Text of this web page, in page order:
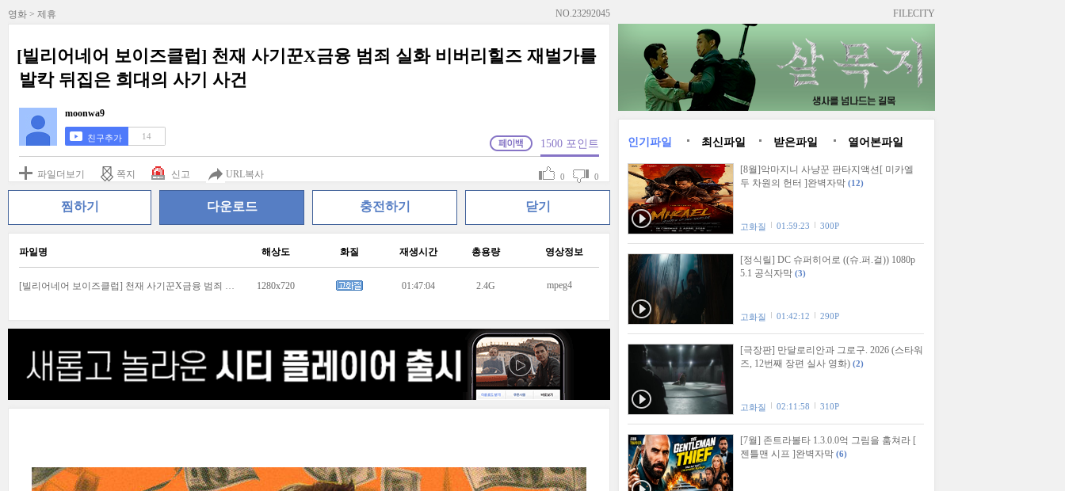
영화 > 제휴 NO.23292045
[빌리어네어 보이즈클럽] 천재 사기꾼X금융 범죄 실화 비버리힐즈 재벌가를
발칵 뒤집은 희대의 사기 사건
moonwa9
친구추가 14
1500 포인트
파일더보기 쪽지 신고 URL복사 0 0
찜하기 다운로드 충전하기 닫기
파일명 해상도 화질 재생시간 총용량 영상정보
[빌리어네어 보이즈클럽] 천재 사기꾼X금융 범죄 실화! 비버리힐즈 재벌가를 발칵 뒤집은 희대의 사기 사건!.avi 1280x720 01:47:04 2.4G mpeg4
FILECITY
인기파일 최신파일 받은파일 열어본파일
[8월]악마지니 사냥꾼 판타지액션[ 미카엘
두 차원의 헌터 ]완벽자막 (12)
고화질 01:59:23 300P
[정식릴] DC 슈퍼히어로 ((슈.퍼.걸)) 1080p
5.1 공식자막 (3)
고화질 01:42:12 290P
[극장판] 만달로리안과 그로구. 2026 (스타워
즈, 12번째 장편 실사 영화) (2)
고화질 02:11:58 310P
[7월] 존트라볼타 1.3.0.0억 그림을 훔쳐라 [
젠틀맨 시프 ]완벽자막 (6)